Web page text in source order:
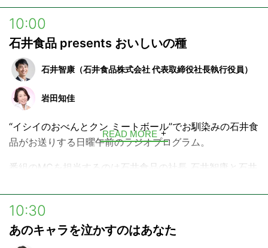
りながら、同時に日本市場も活性化する、そんな意義深く
ダイナミックな投資家の世界をご紹介します。
今の時代を生き抜く経営のヒントも満載です。
この番組を聴けば、明日から世界の見え方が少し変わるか
も知れません。
＊この番組では企業や株主に関する情報を提供しておりますが、投資その他
基にしたラジオドラマです。今週は、どんな声が聴こえて
くるでしょうか。そっと耳をすませてみましょう！
あなたの思いが誰かにつながる。ぜひあなたの声もお寄せ
ください。“絆”のコミュニティはみなさんのご参加をお待
ちしております。
---
“絆”のコミュニティ
https://www.beach.jp/community/KIZUNA/index
“絆”をテーマに交流したり、企業や自治体とのコラボレー
ションアイデアを募集したりしています。
10:00
石井食品 presents おいしいの種
石井智康（石井食品株式会社 代表取締役社長執行役員）
岩田知佳
“イシイのおべんとクン ミートボール”でお馴染みの石井食
品がお送りする日曜午前のラジオプログラム。
番組のMCを担当するのは石井食品の社長 石井智康と石井
毎回多彩なゲストをお迎えし、日々の食の楽しさや大切
さ、食のこだわり、そして親子で受け継いでいきたい食文
化についてトーク。耳を傾ければ、あなたの毎日に彩りを
READ MORE
10:30
あのキャラを泣かすのはあなた